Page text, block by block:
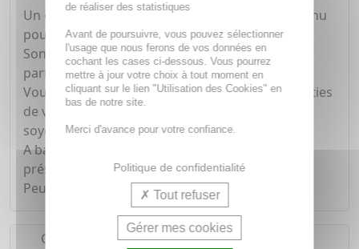
Un gel de massage sensuel à l' Ylang Ylang, connu
pour ses vertus relaxantes et aphrodisiaques.
Son parfum enivrant éveillera les sens des deux
partenaires…
Vous pouvez appliquer ce gel sur toutes les parties
de votre corps, il laissera votre peau douce et
soyeuse. Non gras, il ne tache pas.
A base d'eau, il est compatible avec tous les
préservatifs et comestible !
Peut être utilisé comme lubrifiant.
Conseils d'utilisation
de réaliser des statistiques
Avant de poursuivre, vous pouvez sélectionner
l'usage que nous ferons de vos données en
cochant les cases ci-dessous. Vous pourrez
mettre à jour votre choix à tout moment en
cliquant sur le lien "Utilisation des Cookies" en
bas de notre site.
Merci d'avance pour votre confiance.
Politique de confidentialité
Tout refuser
Gérer mes cookies